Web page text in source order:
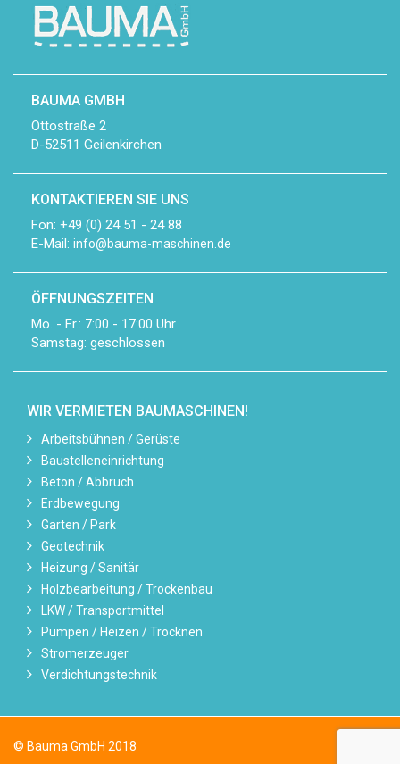
BAUMA GMBH
Ottostraße 2
D-52511 Geilenkirchen
KONTAKTIEREN SIE UNS
Fon: +49 (0) 24 51 - 24 88
E-Mail: info@bauma-maschinen.de
ÖFFNUNGSZEITEN
Mo. - Fr.: 7:00 - 17:00 Uhr
Samstag: geschlossen
WIR VERMIETEN BAUMASCHINEN!
Arbeitsbühnen / Gerüste
Baustelleneinrichtung
Beton / Abbruch
Erdbewegung
Garten / Park
Geotechnik
Heizung / Sanitär
Holzbearbeitung / Trockenbau
LKW / Transportmittel
Pumpen / Heizen / Trocknen
Stromerzeuger
Verdichtungstechnik
© Bauma GmbH 2018